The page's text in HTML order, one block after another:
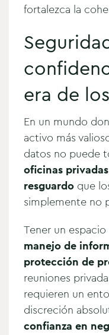
fortalezca la
era de
En un mundo
activo más
datos no puede
oficinas
resguardo que
simplemente no
Tener un
manejo de
protección de
reuniones
requieren un
discreción
confianza en